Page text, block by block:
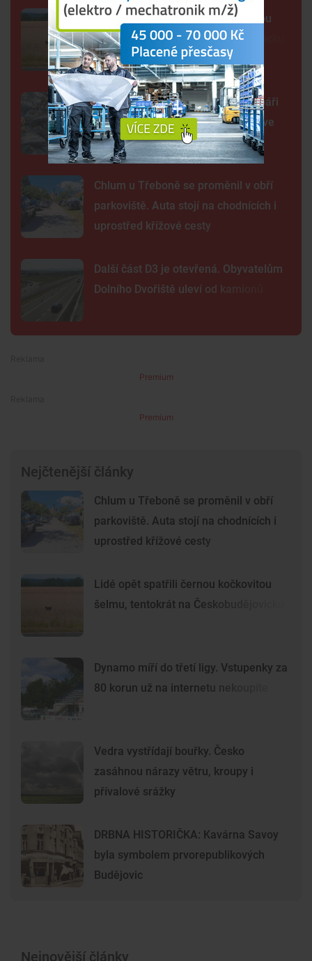
Lidé opět spatřili černou kočkovitou
šelmu, tentokrát na Českobudějovicku
Rybníky vysychají před očima. Rybáři
omezují krmení a přesouvají ryby ve
velkém
Chlum u Třeboně se proměnil v obří
parkoviště. Auta stojí na chodnících i
uprostřed křížové cesty
Další část D3 je otevřená. Obyvatelům
Dolního Dvořiště uleví od kamionů
Premium
Premium
Nejčtenější články
Chlum u Třeboně se proměnil v obří
parkoviště. Auta stojí na chodnících i
uprostřed křížové cesty
Lidé opět spatřili černou kočkovitou
šelmu, tentokrát na Českobudějovicku
Dynamo míří do třetí ligy. Vstupenky za
80 korun už na internetu nekoupíte
Vedra vystřídají bouřky. Česko
zasáhnou nárazy větru, kroupy i
přívalové srážky
DRBNA HISTORIČKA: Kavárna Savoy
byla symbolem prvorepublikových
Budějovic
Nejnovější články